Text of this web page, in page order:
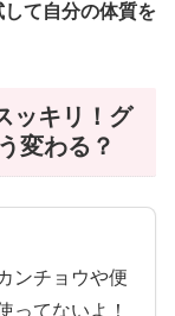
て自分の体質を
ッキリ！グ
変わる？
ンチョウや便
ってないよ！